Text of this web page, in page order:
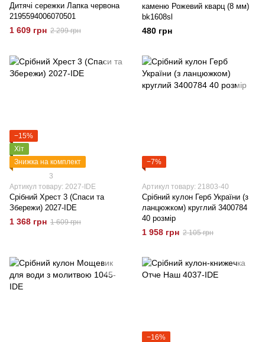
Дитячі сережки Лапка червона
2195594006070501
1 609 грн 2 299 грн
каменю Рожевий кварц (8 мм)
bk1608sl
480 грн
−15%
Хіт
Знижка на комплект
3
Артикул товару: 2027-IDE
Срібний Хрест 3 (Спаси та
Збережи) 2027-IDE
1 368 грн 1 609 грн
−7%
Артикул товару: 21803-40
Срібний кулон Герб України (з
ланцюжком) круглий 3400784
40 розмір
1 958 грн 2 105 грн
−16%